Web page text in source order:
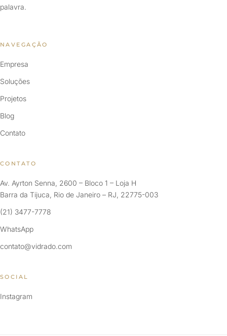
palavra.
NAVEGAÇÃO
Empresa
Soluções
Projetos
Blog
Contato
CONTATO
Av. Ayrton Senna, 2600 – Bloco 1 – Loja H
Barra da Tijuca, Rio de Janeiro – RJ, 22775-003
(21) 3477-7778
WhatsApp
contato@vidrado.com
SOCIAL
Instagram